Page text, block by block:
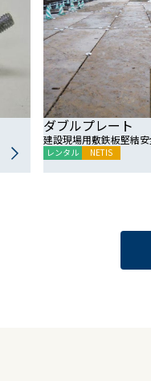
ダブルプレート
建設現場用敷鉄板堅結
レンタル NETIS